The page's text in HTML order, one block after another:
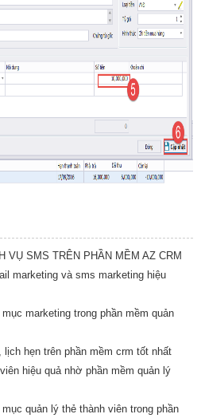
VỤ SMS TRÊN PHẦN MỀM AZ CRM
marketing và sms marketing hiệu
marketing trong phần mềm quản
hẹn trên phần mềm crm tốt nhất
hiệu quả nhờ phần mềm quản lý
quản lý thẻ thành viên trong phần